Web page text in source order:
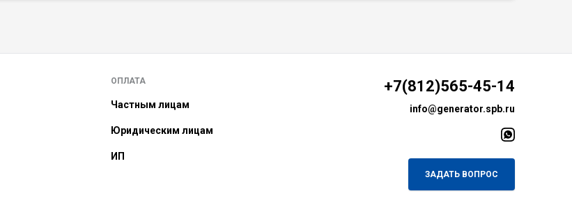
ОПЛАТА
Частным лицам
Юридическим лицам
ИП
+7(812)565-45-14
info@generator.spb.ru
ЗАДАТЬ ВОПРОС